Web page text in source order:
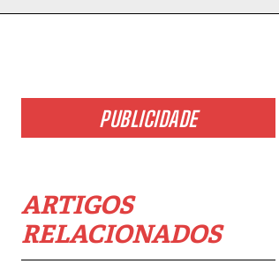
PUBLICIDADE
ARTIGOS
RELACIONADOS